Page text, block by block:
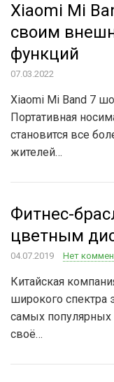
Xiaomi Mi
своим
функций
07.03.2022
Xiaomi Mi Band 7
Портативная
становится все
жителей…
Фитнес-
цветным
04.07.2019 Нет
Китайская
широкого спектра
самых популярных
своё…